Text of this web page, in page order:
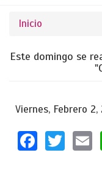
BÚSQUEDA
Se
usted
Inicio
Este domingo se
Viernes, Febrero